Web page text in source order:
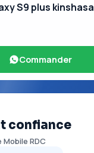
S9 plus kinshasa
Commander
confiance
RDC